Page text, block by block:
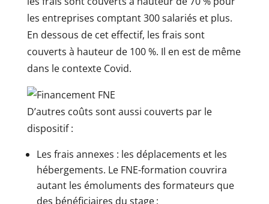
les entreprises comptant 300 salariés et plus.
En dessous de cet effectif, les frais sont
couverts à hauteur de 100 %. Il en est de même
dans le contexte Covid.
D’autres coûts sont aussi couverts par le
dispositif :
Les frais annexes : les déplacements et les
hébergements. Le FNE-formation couvrira
autant les émoluments des formateurs que
des bénéficiaires du stage ;